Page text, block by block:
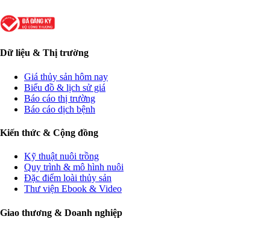
Dữ liệu & Thị trường
Giá thủy sản hôm nay
Biểu đồ & lịch sử giá
Báo cáo thị trường
Báo cáo dịch bệnh
Kiến thức & Cộng đồng
Kỹ thuật nuôi trồng
Quy trình & mô hình nuôi
Đặc điểm loài thủy sản
Thư viện Ebook & Video
Giao thương & Doanh nghiệp